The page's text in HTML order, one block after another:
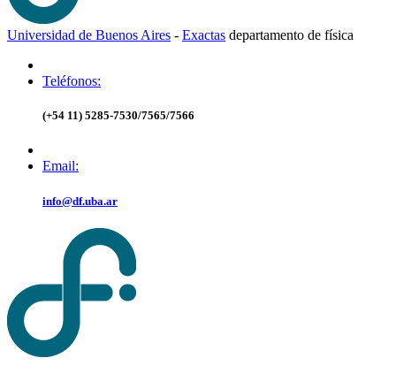
Universidad de Buenos Aires - Exactas departamento de física
Teléfonos:
(+54 11) 5285-7530/7565/7566
Email:
info@df.uba.ar